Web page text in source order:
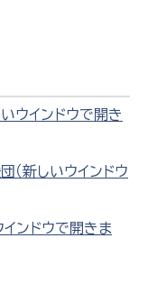
いウインドウで開き
（新しいウインドウ
インドウで開きま